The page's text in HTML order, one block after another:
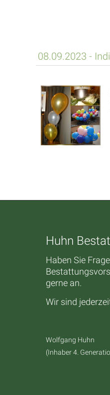
08.09.2023 -
Huhn
Haben Sie
gerne an.
Wir sind
Wolfgang Huhn
(Inhaber 4.